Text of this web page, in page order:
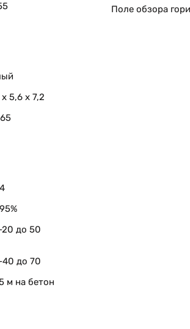
5,6 x 7,2
20 до 50
40 до 70
м на бетон
Поле обзора